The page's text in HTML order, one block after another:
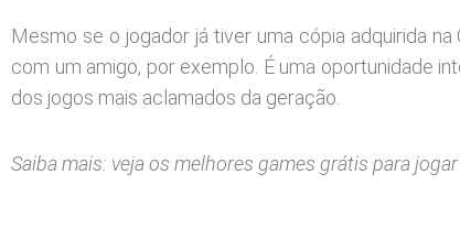
Mesmo se o jogador já tiver uma cópia adquirida
com um amigo, por exemplo. É uma oportunidade
dos jogos mais aclamados da geração.
Saiba mais: veja os melhores games grátis para